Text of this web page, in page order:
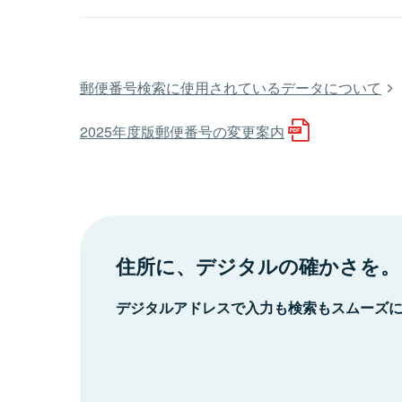
郵便番号検索に使用されているデータについて
2025年度版郵便番号の変更案内
住所に、デジタルの確かさを。
デジタルアドレスで入力も検索もスムーズ